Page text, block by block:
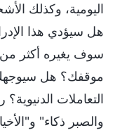
اليومية، وكذلك
هل سيؤدي هذا
سوف يغيره أكثر
موقفك؟ هل سيوجهك
التعاملات
والصبر ذكاء"